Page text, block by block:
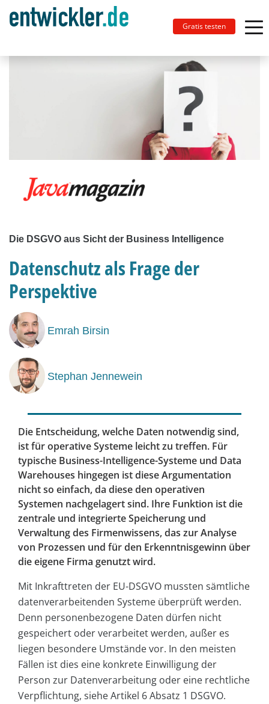
Gratis testen
Die DSGVO aus Sicht der Business Intelligence
Datenschutz als Frage der
Perspektive
Emrah Birsin
Stephan Jennewein
Die Entscheidung, welche Daten notwendig sind,
ist für operative Systeme leicht zu treffen. Für
typische Business-Intelligence-Systeme und Data
Warehouses hingegen ist diese Argumentation
nicht so einfach, da diese den operativen
Systemen nachgelagert sind. Ihre Funktion ist die
zentrale und integrierte Speicherung und
Verwaltung des Firmenwissens, das zur Analyse
von Prozessen und für den Erkenntnisgewinn über
die eigene Firma genutzt wird.
Mit Inkrafttreten der EU-DSGVO mussten sämtliche
datenverarbeitenden Systeme überprüft werden.
Denn personenbezogene Daten dürfen nicht
gespeichert oder verarbeitet werden, außer es
liegen besondere Umstände vor. In den meisten
Fällen ist dies eine konkrete Einwilligung der
Person zur Datenverarbeitung oder eine rechtliche
Verpflichtung, siehe Artikel 6 Absatz 1 DSGVO.